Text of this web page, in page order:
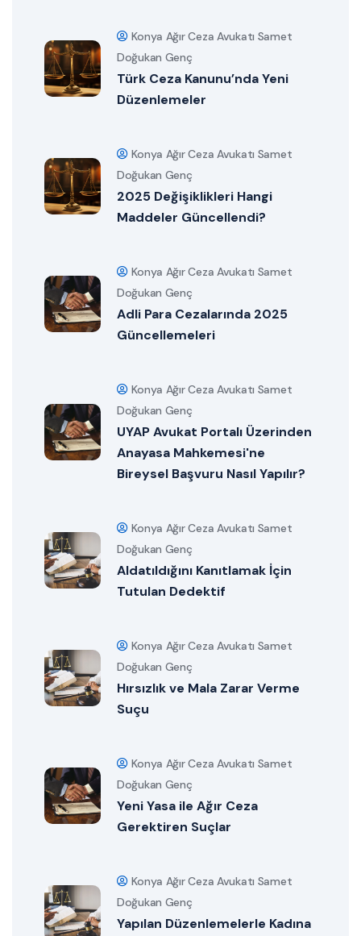
Konya Ağır Ceza Avukatı Samet
Doğukan Genç
Türk Ceza Kanunu’nda Yeni
Düzenlemeler
Konya Ağır Ceza Avukatı Samet
Doğukan Genç
2025 Değişiklikleri Hangi
Maddeler Güncellendi?
Konya Ağır Ceza Avukatı Samet
Doğukan Genç
Adli Para Cezalarında 2025
Güncellemeleri
Konya Ağır Ceza Avukatı Samet
Doğukan Genç
UYAP Avukat Portalı Üzerinden
Anayasa Mahkemesi'ne
Bireysel Başvuru Nasıl Yapılır?
Konya Ağır Ceza Avukatı Samet
Doğukan Genç
Aldatıldığını Kanıtlamak İçin
Tutulan Dedektif
Konya Ağır Ceza Avukatı Samet
Doğukan Genç
Hırsızlık ve Mala Zarar Verme
Suçu
Konya Ağır Ceza Avukatı Samet
Doğukan Genç
Yeni Yasa ile Ağır Ceza
Gerektiren Suçlar
Konya Ağır Ceza Avukatı Samet
Doğukan Genç
Yapılan Düzenlemelerle Kadına